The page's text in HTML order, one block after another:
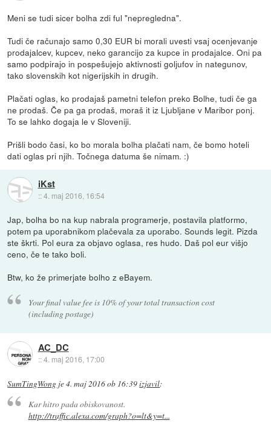
Meni se tudi sicer bolha zdi ful "nepregledna".
Tudi če računajo samo 0,30 EUR bi morali uvesti vsaj ocenjevanje
prodajalcev, kupcev, neko garancijo za kupce in prodajalce. Oni pa
samo podpirajo in pospešujejo aktivnosti goljufov in nategunov,
tako slovenskih kot nigerijskih in drugih.
Plačati oglas, ko prodajaš pametni telefon preko Bolhe, tudi če ga
ne prodaš. Če pa ga prodaš, moraš it iz Ljubljane v Maribor ponj.
To se lahko dogaja le v Sloveniji.
Prišli bodo časi, ko bo morala bolha plačati nam, če bomo hoteli
dati oglas pri njih. Točnega datuma še nimam. :)
iKst
::4. maj 2016, 16:54
Jap, bolha bo na kup nabrala programerje, postavila platformo,
potem pa uporabnikom plačevala za uporabo. Sounds legit. Pizda
ste škrti. Pol eura za objavo oglasa, res hudo. Daš pol eur višjo
ceno, če te tako boli.
Btw, ko že primerjate bolho z eBayem.
Your final value fee is 10% of your total transaction cost
(including postage)
AC_DC
::4. maj 2016, 17:00
SumTingWong je4. maj 2016 ob 16:39izjavil:
Kar hitro pada obiskovanost.
http://traffic.alexa.com/graph?o=lt&y=t...